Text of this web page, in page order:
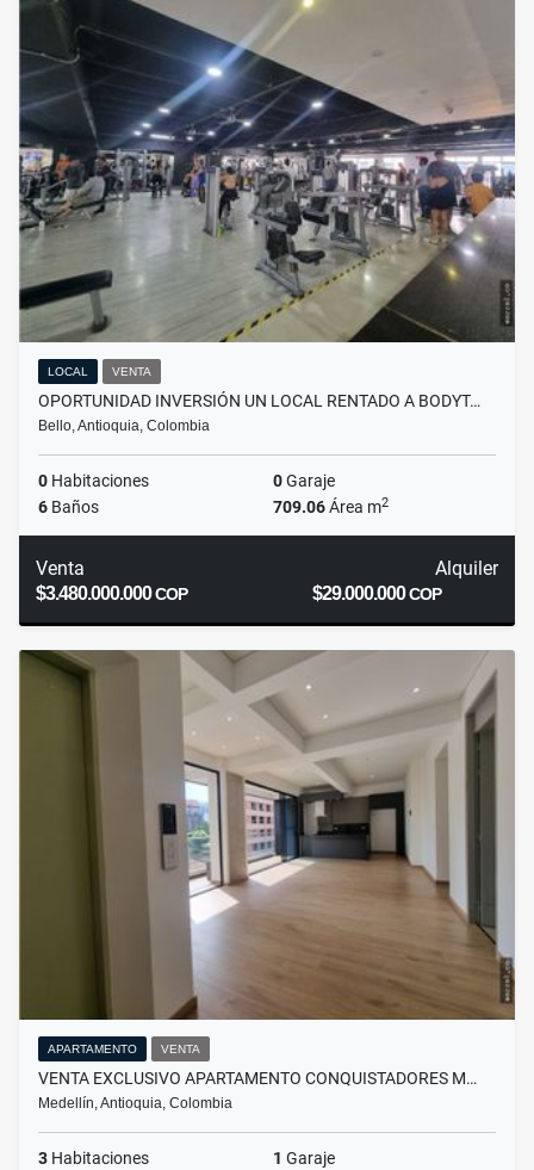
LOCAL VENTA
OPORTUNIDAD INVERSIÓN UN LOCAL RENTADO A BODYT…
Bello, Antioquia, Colombia
0 Habitaciones 0Garaje
6 Baños 709.06Área m2
Venta
$3.480.000.000COP
Alquiler
$29.000.000COP
APARTAMENTO VENTA
VENTA EXCLUSIVO APARTAMENTO CONQUISTADORES M…
Medellín, Antioquia, Colombia
3 Habitaciones 1 Garaje